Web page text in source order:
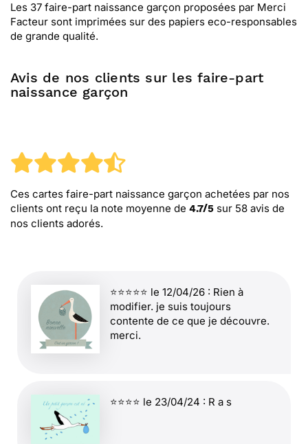
Les 37 faire-part naissance garçon proposées par Merci
Facteur sont imprimées sur des papiers eco-responsables
de grande qualité.
Avis de nos clients sur les faire-part
naissance garçon
Ces cartes faire-part naissance garçon achetées par nos
clients ont reçu la note moyenne de 4.7/5 sur 58 avis de
nos clients adorés.
⭐⭐⭐⭐⭐ le 12/04/26 : Rien à
modifier. je suis toujours
contente de ce que je découvre.
merci.
⭐⭐⭐⭐ le 23/04/24 : R a s